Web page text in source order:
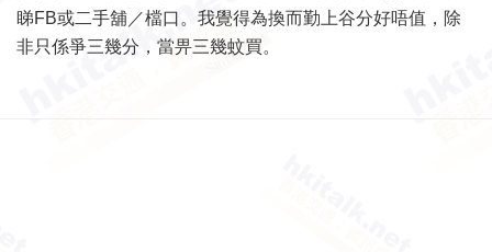
睇FB或二手舖／檔口。我覺得為換而勤上谷分好唔值，除
非只係爭三幾分，當畀三幾蚊買。